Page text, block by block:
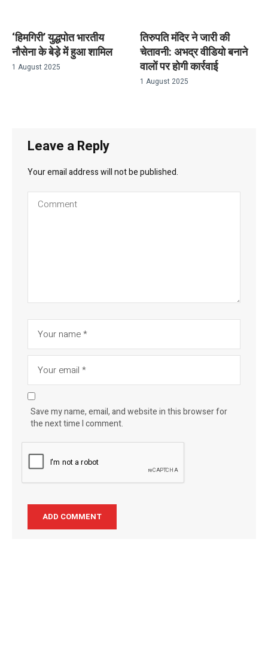
‘हिमगिरी’ युद्धपोत भारतीय
नौसेना के बेड़े में हुआ शामिल
1 August 2025
तिरुपति मंदिर ने जारी की
चेतावनी: अभद्र वीडियो बनाने
वालों पर होगी कार्रवाई
1 August 2025
Leave a Reply
Your email address will not be published.
Save my name, email, and website in this browser for
the next time I comment.